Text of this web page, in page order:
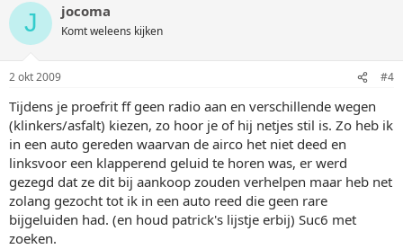
J jocoma
Komt weleens kijken
2 okt 2009 #4
Tijdens je proefrit ff geen radio aan en verschillende wegen
(klinkers/asfalt) kiezen, zo hoor je of hij netjes stil is. Zo heb ik
in een auto gereden waarvan de airco het niet deed en
linksvoor een klapperend geluid te horen was, er werd
gezegd dat ze dit bij aankoop zouden verhelpen maar heb net
zolang gezocht tot ik in een auto reed die geen rare
bijgeluiden had. (en houd patrick's lijstje erbij) Suc6 met
zoeken.